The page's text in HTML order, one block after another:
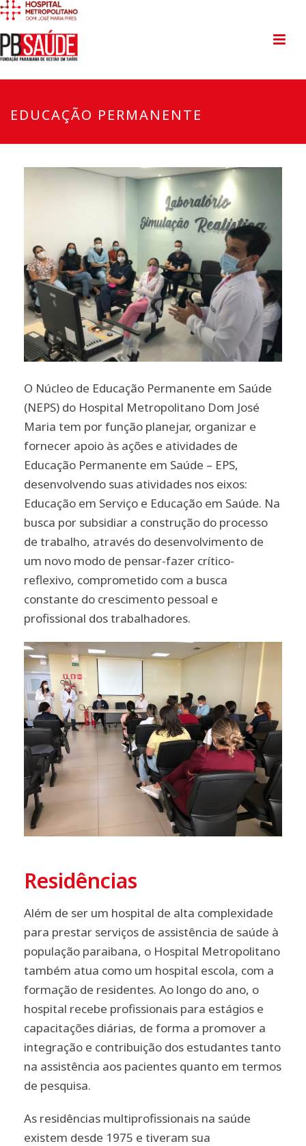
EDUCAÇÃO PERMANENTE
O Núcleo de Educação Permanente em Saúde
(NEPS) do Hospital Metropolitano Dom José
Maria tem por função planejar, organizar e
fornecer apoio às ações e atividades de
Educação Permanente em Saúde – EPS,
desenvolvendo suas atividades nos eixos:
Educação em Serviço e Educação em Saúde. Na
busca por subsidiar a construção do processo
de trabalho, através do desenvolvimento de
um novo modo de pensar-fazer crítico-
reflexivo, comprometido com a busca
constante do crescimento pessoal e
profissional dos trabalhadores.
Residências
Além de ser um hospital de alta complexidade
para prestar serviços de assistência de saúde à
população paraibana, o Hospital Metropolitano
também atua como um hospital escola, com a
formação de residentes. Ao longo do ano, o
hospital recebe profissionais para estágios e
capacitações diárias, de forma a promover a
integração e contribuição dos estudantes tanto
na assistência aos pacientes quanto em termos
de pesquisa.
As residências multiprofissionais na saúde
existem desde 1975 e tiveram sua